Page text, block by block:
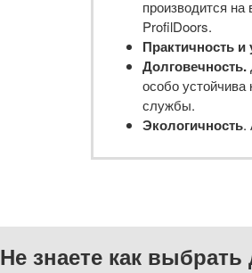
производится
ProfilDoors.
Практичность и
Долговечность.
особо
службы.
Экологичность.
Не знаете как выбрать